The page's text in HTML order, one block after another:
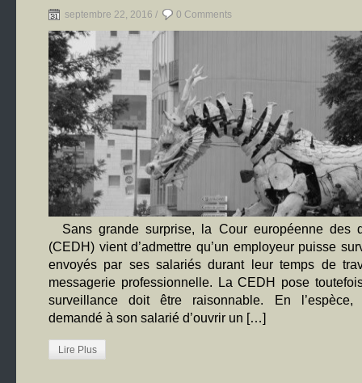
septembre 22, 2016 / 0 Comments
Sans grande surprise, la Cour européenne des
(CEDH) vient d’admettre qu’un employeur puisse
envoyés par ses salariés durant leur temps de
messagerie professionnelle. La CEDH pose
surveillance doit être raisonnable. En l’espèce,
demandé à son salarié d’ouvrir un […]
Lire Plus